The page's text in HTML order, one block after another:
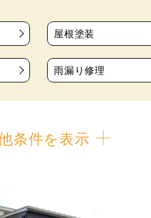
屋根塗装
雨漏り修理
条件を表示